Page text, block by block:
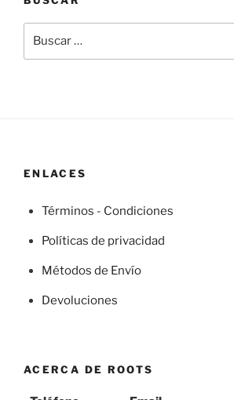
por:
ENLACES
Términos - Condiciones
Políticas de privacidad
Métodos de Envío
Devoluciones
ACERCA DE ROOTS